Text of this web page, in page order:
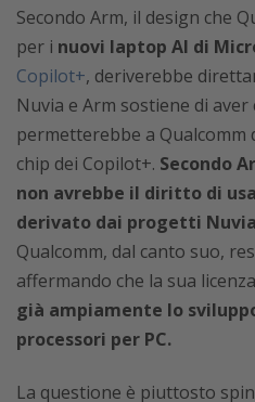
Secondo Arm, il design che
per i nuovi laptop AI di
Copilot+, deriverebbe
Nuvia e Arm sostiene di aver
permetterebbe a Qualcomm
chip dei Copilot+. Secondo
non avrebbe il diritto di
derivato dai progetti Nuvia
Qualcomm, dal canto suo,
affermando che la sua
già ampiamente lo
processori per PC.
La questione è piuttosto